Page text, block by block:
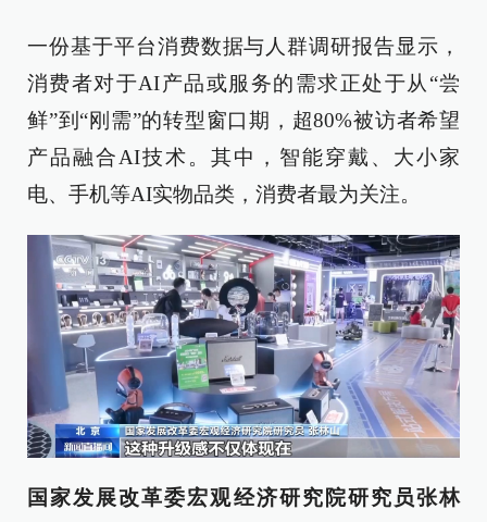
一份基于平台消费数据与人群调研报告显示，
消费者对于AI产品或服务的需求正处于从“尝
鲜”到“刚需”的转型窗口期，超80%被访者希望
产品融合AI技术。其中，智能穿戴、大小家
电、手机等AI实物品类，消费者最为关注。
国家发展改革委宏观经济研究院研究员张林